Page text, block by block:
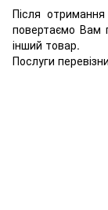
Після
повертаємо Вам
інший товар.
Послуги